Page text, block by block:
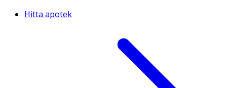
Hitta apotek